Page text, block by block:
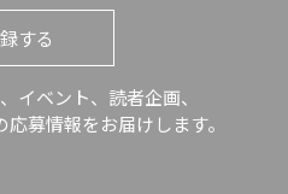
する
イベント、読者企画、
募情報をお届けします。